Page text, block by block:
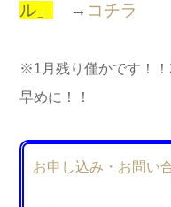
ル」
→ コチラ
※1月残り僅かです！
早めに！！
お申し込み・お問い